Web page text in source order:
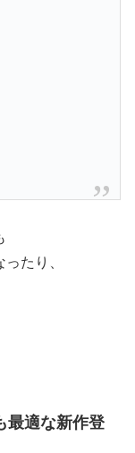
たり、
最適な新作登